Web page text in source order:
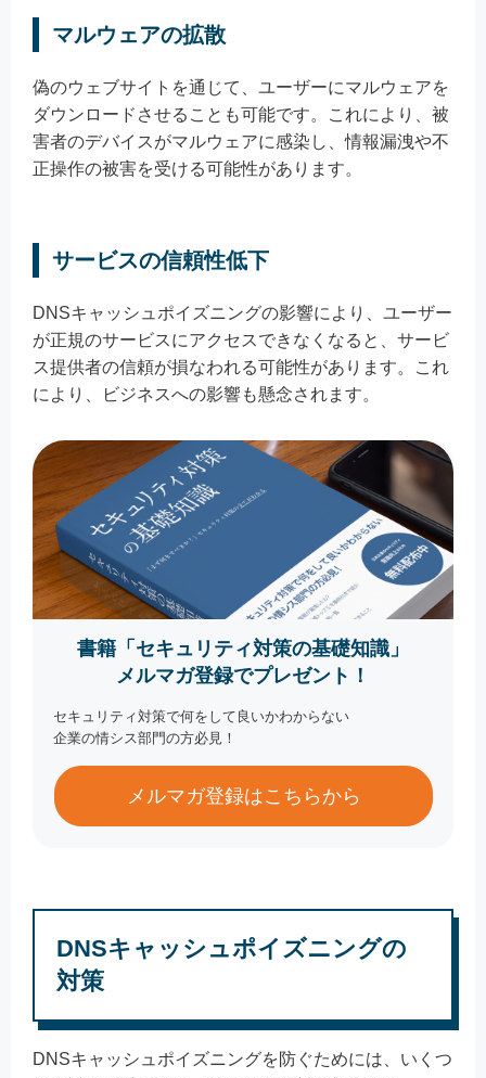
マルウェアの拡散
偽のウェブサイトを通じて、ユーザーにマルウェアを
ダウンロードさせることも可能です。これにより、被
害者のデバイスがマルウェアに感染し、情報漏洩や不
正操作の被害を受ける可能性があります。
サービスの信頼性低下
DNSキャッシュポイズニングの影響により、ユーザー
が正規のサービスにアクセスできなくなると、サービ
ス提供者の信頼が損なわれる可能性があります。これ
により、ビジネスへの影響も懸念されます。
書籍「セキュリティ対策の基礎知識」
メルマガ登録でプレゼント！
セキュリティ対策で何をして良いかわからない
企業の情シス部門の方必見！
メルマガ登録はこちらから
DNSキャッシュポイズニングの
対策
DNSキャッシュポイズニングを防ぐためには、いくつ